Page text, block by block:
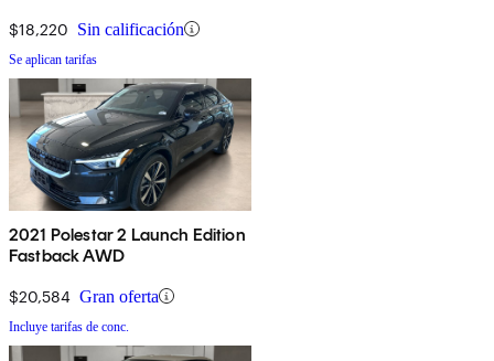
$18,220 Sin calificación
Se aplican tarifas
2021 Polestar 2 Launch Edition
Fastback AWD
$20,584 Gran oferta
Incluye tarifas de conc.